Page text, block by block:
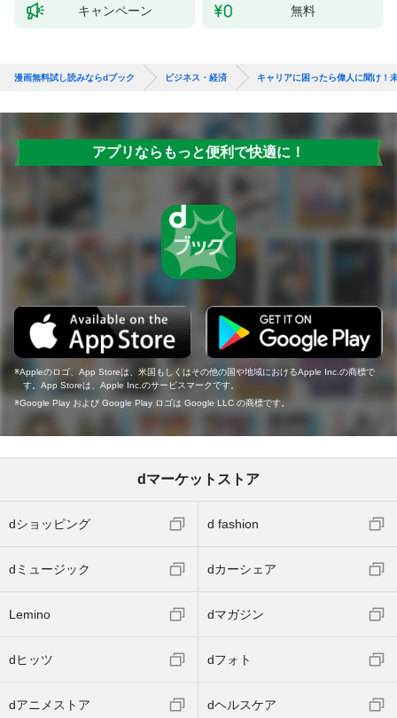
キャンペーン 無料
漫画無料試し読みならdブック ビジネス・経済 キャリアに困ったら偉人に聞け！
アプリならもっと便利で快適に！
Appleのロゴ、App Storeは、米国もしくはその他の国や地域におけるApple Inc.の商標で
す。App Storeは、Apple Inc.のサービスマークです。
Google Play および Google Play ロゴは Google LLC の商標です。
dマーケットストア
dショッピング d fashion
dミュージック dカーシェア
Lemino dマガジン
dヒッツ dフォト
dアニメストア dヘルスケア